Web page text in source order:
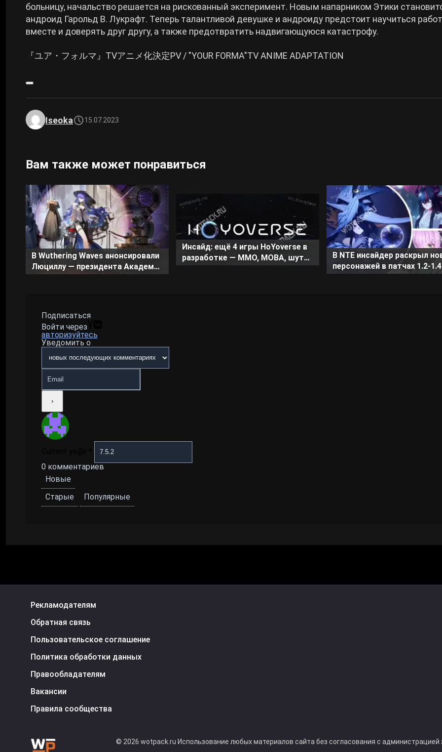
больницу, начальство решается на рискованный эксперимент. Новым напарником Этики
андроид Гарольд В. Лукрафт. Теперь талантливой девушке и андроиду предстоит научиться
вместе и доверять друг другу, а также предотвратить надвигающуюся катастрофу.
『ユア・フォルマ』TVアニメ化決定PV / "YOUR FORMA"TV ANIME ADAPTATION
Iseoka 15.07.2023
Вам также может понравиться
В Wuthering Waves анонсировали
Люциллу — президента Академии
Старторч
Инсайд: ещё 4 игры HoYoverse в
разработке — MMO, MOBA, шутер
В NTE инсайдер раскрыл
персонажей в патчах 1.2-1.4
Подписаться
Войти через
авторизуйтесь
Уведомить о
0 комментариев
Новые
Старые
Популярные
Рекламодателям
Обратная связь
Пользовательское соглашение
Политика обработки данных
Правообладателям
Вакансии
Правила сообщества
© 2026 wotpack.ru Использование любых материалов сайта без согласования с